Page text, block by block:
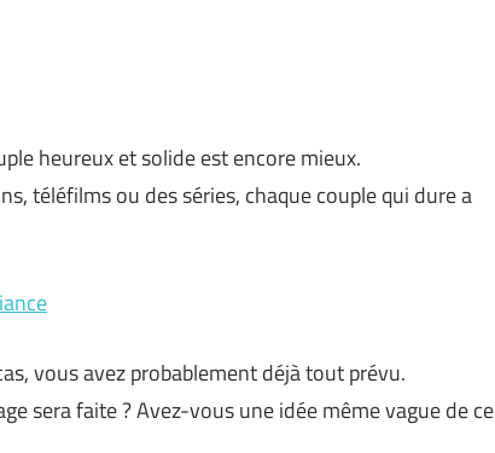
heureux et solide est encore mieux.
téléfilms ou des séries, chaque couple qui dure a
vous avez probablement déjà tout prévu.
sera faite ? Avez-vous une idée même vague de ce